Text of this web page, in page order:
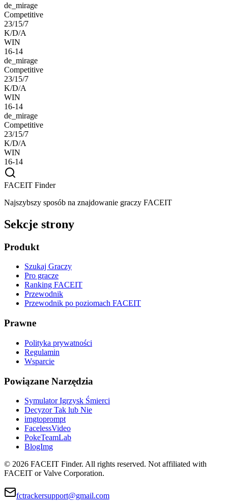
de_mirage
Competitive
23/15/7
K/D/A
WIN
16-14
de_mirage
Competitive
23/15/7
K/D/A
WIN
16-14
de_mirage
Competitive
23/15/7
K/D/A
WIN
16-14
FACEIT Finder
Najszybszy sposób na znajdowanie graczy FACEIT
Sekcje strony
Produkt
Szukaj Graczy
Pro gracze
Ranking FACEIT
Przewodnik
Przewodnik po poziomach FACEIT
Prawne
Polityka prywatności
Regulamin
Wsparcie
Powiązane Narzędzia
Symulator Igrzysk Śmierci
Decyzor Tak lub Nie
imgtoprompt
FacelessVideo
PokeTeamLab
BlogImg
© 2026 FACEIT Finder. All rights reserved. Not affiliated with
FACEIT or Valve Corporation.
fctrackersupport@gmail.com